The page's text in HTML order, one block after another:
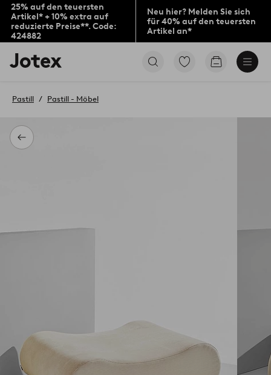
25% auf den teuersten
Artikel* + 10% extra auf
reduzierte Preise**. Code:
424882
Neu hier? Melden Sie sich
für 40% auf den teuersten
Artikel an*
Jotex-
Logo
Startseite
Zu
Zum
Zurück
Pastill Pastill - Möbel